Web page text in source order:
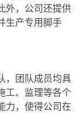
外，公司还提供
生产专用脚手
，团队成员均具
工、监理等各个
力，使得公司在